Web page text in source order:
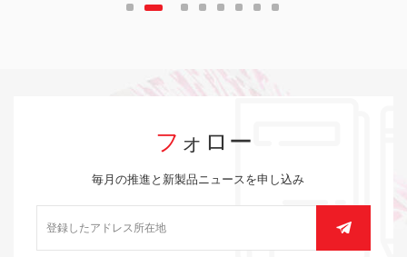
フォロー
毎月の推進と新製品ニュースを申し込み